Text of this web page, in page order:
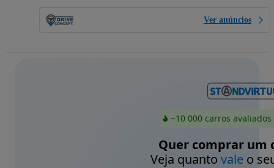
Ver anúncios
~10 000 carros
Quer comprar um
Veja quanto valeo